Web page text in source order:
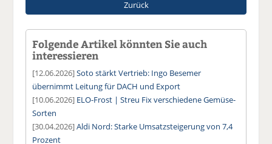
Zurück
Folgende Artikel könnten Sie auch
interessieren
[12.06.2026]Soto stärkt Vertrieb: Ingo Besemer
übernimmt Leitung für DACH und Export
[10.06.2026] ELO-Frost | Streu Fix verschiedene Gemüse-
Sorten
[30.04.2026]Aldi Nord: Starke Umsatzsteigerung von 7,4
Prozent